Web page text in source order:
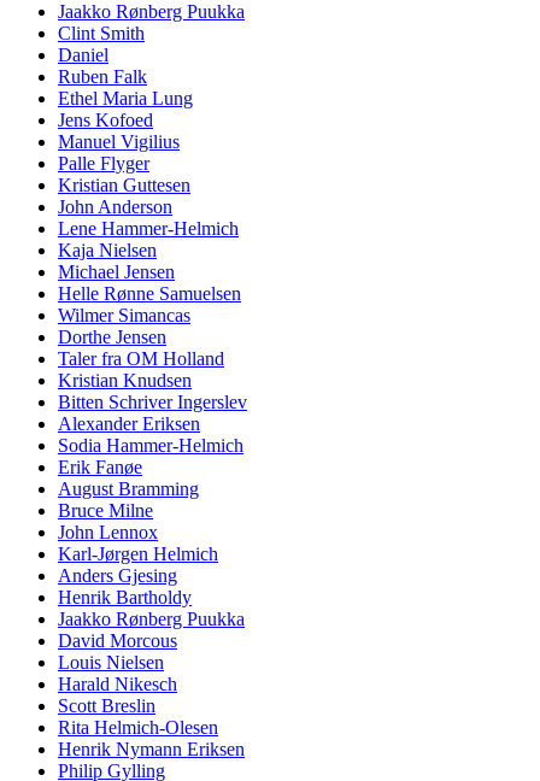
Jaakko Rønberg Puukka
Clint Smith
Daniel
Ruben Falk
Ethel Maria Lung
Jens Kofoed
Manuel Vigilius
Palle Flyger
Kristian Guttesen
John Anderson
Lene Hammer-Helmich
Kaja Nielsen
Michael Jensen
Helle Rønne Samuelsen
Wilmer Simancas
Dorthe Jensen
Taler fra OM Holland
Kristian Knudsen
Bitten Schriver Ingerslev
Alexander Eriksen
Sodia Hammer-Helmich
Erik Fanøe
August Bramming
Bruce Milne
John Lennox
Karl-Jørgen Helmich
Anders Gjesing
Henrik Bartholdy
Jaakko Rønberg Puukka
David Morcous
Louis Nielsen
Harald Nikesch
Scott Breslin
Rita Helmich-Olesen
Henrik Nymann Eriksen
Philip Gylling